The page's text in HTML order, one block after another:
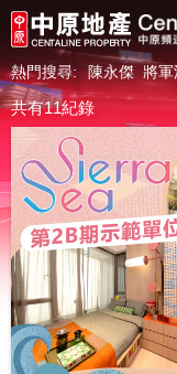
熱門搜尋: 陳永傑 將軍
共有11紀錄